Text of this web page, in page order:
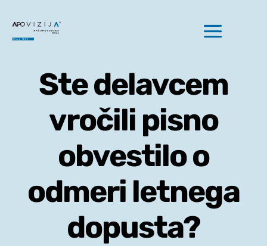
content
Toggle
Domov
Naše storitve
O nas
Aktualno
Ste delavcem
vročili pisno
obvestilo o
odmeri letnega
dopusta?